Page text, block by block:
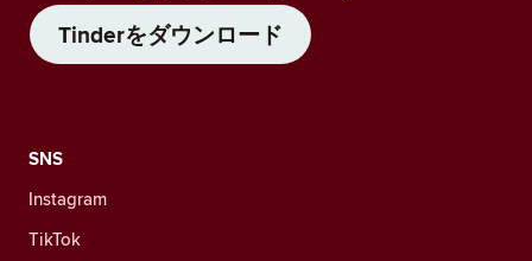
Tinderをダウンロード
SNS
Instagram
TikTok